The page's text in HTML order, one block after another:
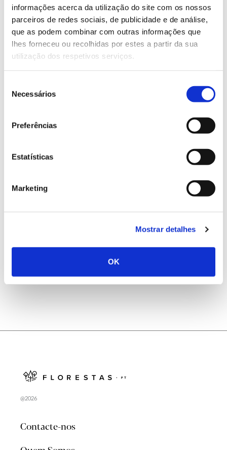
informações acerca da utilização do site com os nossos
parceiros de redes sociais, de publicidade e de análise,
que as podem combinar com outras informações que
lhes forneceu ou recolhidas por estes a partir da sua
utilização dos respetivos serviços.
Necessários
Preferências
Estatísticas
Marketing
Mostrar detalhes
OK
Saiba mais sobre este curso de formação
13.07.2026
02.07.2026
Registar galhas de Trichi em acácia-das-espigas:
cidadãos chamados a ajudar
25.06.2026
Natureza e florestas procuram jovens voluntários
no verão 2026
@2026
Contacte-nos